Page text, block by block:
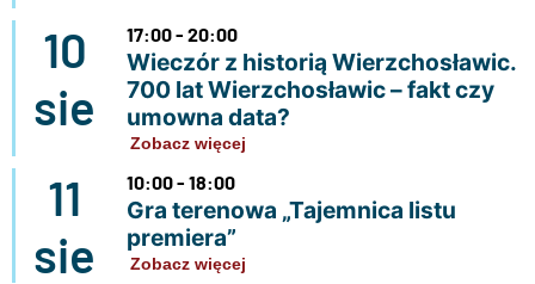
10
sie
17:00 - 20:00
Wieczór z historią Wierzchosławic.
700 lat Wierzchosławic – fakt czy
umowna data?
Zobacz więcej
11
sie
10:00 - 18:00
Gra terenowa „Tajemnica listu
premiera”
Zobacz więcej